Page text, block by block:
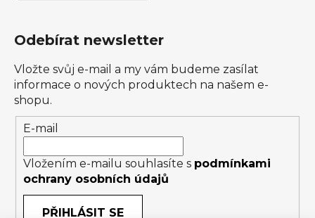
Odebírat newsletter
Vložte svůj e-mail a my vám budeme zasílat
informace o nových produktech na našem e-
shopu.
E-mail
Vložením e-mailu souhlasíte s podmínkami
ochrany osobních údajů
PŘIHLÁSIT SE